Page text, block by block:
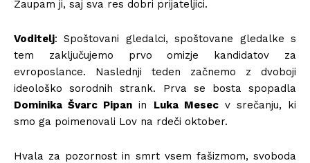
Zaupam ji, saj sva res dobri prijateljici.
Voditelj: Spoštovani gledalci, spoštovane gledalke s
tem zaključujemo prvo omizje kandidatov za
evroposlance. Naslednji teden začnemo z dvoboji
ideološko sorodnih strank. Prva se bosta spopadla
Dominika Švarc Pipan in Luka Mesecv srečanju, ki
smo ga poimenovali Lov na rdeči oktober.
Hvala za pozornost in smrt vsem fašizmom, svoboda